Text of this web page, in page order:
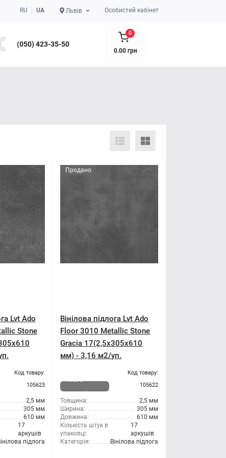
RU UA Львів Особистий кабінет
(050) 423-35-50
0
0.00 грн
Lvt Ado
Stone
Код товару:
105623
2,5 мм
305 мм
610 мм
17
аркушів
підлога
Продано
Вінілова підлога Lvt Ado
Floor 3010 Metallic Stone
Gracia 17(2,5x305x610
мм) - 3,16 м2/уп.
Немає в
наявності
Код товару:
105622
Товщина:
2,5 мм
Ширина:
305 мм
Довжина:
610 мм
Кількість штук в
упаковці:
17
аркушів
Категорія:
Вінілова підлога